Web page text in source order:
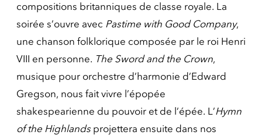
compositions britanniques de classe royale. La
soirée s’ouvre avec Pastime with Good Company,
une chanson folklorique composée par le roi Henri
VIII en personne. The Sword and the Crown,
musique pour orchestre d’harmonie d’Edward
Gregson, nous fait vivre l’épopée
shakespearienne du pouvoir et de l’épée. L’Hymn
of the Highlandsprojettera ensuite dans nos